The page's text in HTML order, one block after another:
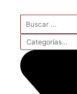
Search
...